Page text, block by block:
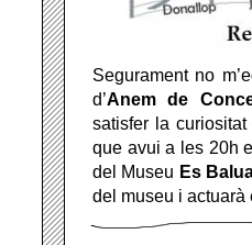
Segurament no
d’Anem de
satisfer la
que avui a les 20h
del Museu Es
del museu i actuarà